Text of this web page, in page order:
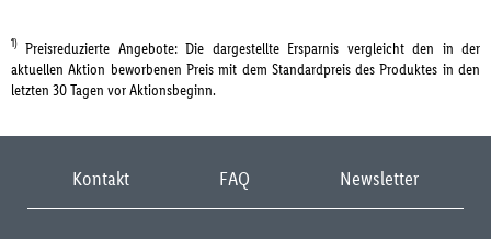
1) Preisreduzierte Angebote: Die dargestellte Ersparnis vergleicht den in der
aktuellen Aktion beworbenen Preis mit dem Standardpreis des Produktes in den
letzten 30 Tagen vor Aktionsbeginn.
Kontakt FAQ Newsletter